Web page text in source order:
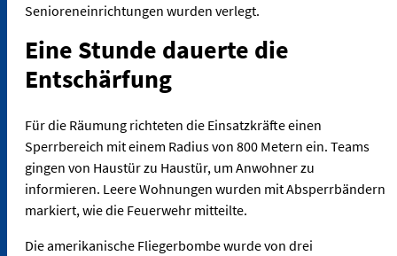
Senioreneinrichtungen wurden verlegt.
Eine Stunde dauerte die
Entschärfung
Für die Räumung richteten die Einsatzkräfte einen
Sperrbereich mit einem Radius von 800 Metern ein. Teams
gingen von Haustür zu Haustür, um Anwohner zu
informieren. Leere Wohnungen wurden mit Absperrbändern
markiert, wie die Feuerwehr mitteilte.
Die amerikanische Fliegerbombe wurde von drei